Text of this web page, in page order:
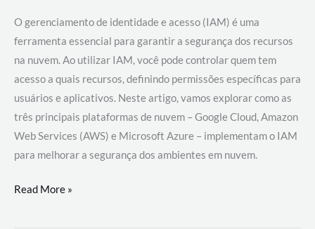
O gerenciamento de identidade e acesso (IAM) é uma
ferramenta essencial para garantir a segurança dos recursos
na nuvem. Ao utilizar IAM, você pode controlar quem tem
acesso a quais recursos, definindo permissões específicas para
usuários e aplicativos. Neste artigo, vamos explorar como as
três principais plataformas de nuvem – Google Cloud, Amazon
Web Services (AWS) e Microsoft Azure – implementam o IAM
para melhorar a segurança dos ambientes em nuvem.
Gerenciamento
Read More »